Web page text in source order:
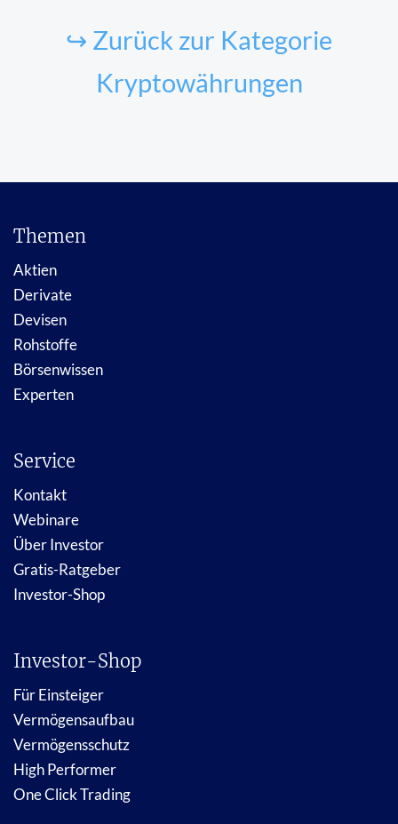
↪ Zurück zur Kategorie
Kryptowährungen
Themen
Aktien
Derivate
Devisen
Rohstoffe
Börsenwissen
Experten
Service
Kontakt
Webinare
Über Investor
Gratis-Ratgeber
Investor-Shop
Investor-Shop
Für Einsteiger
Vermögensaufbau
Vermögensschutz
High Performer
One Click Trading